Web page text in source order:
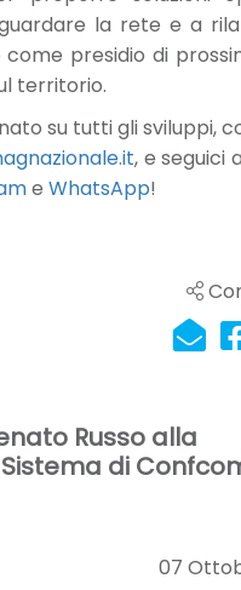
la rete e a
presidio di
territorio.
su tutti gli sviluppi,
, e seguici
e WhatsApp!
Russo alla
di
07